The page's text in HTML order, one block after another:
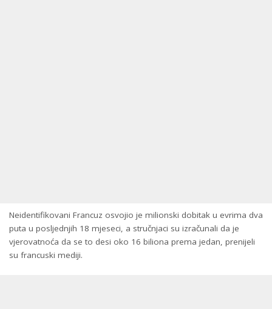
Neidentifikovani Francuz osvojio je milionski dobitak u evrima dva
puta u posljednjih 18 mjeseci, a stručnjaci su izračunali da je
vjerovatnoća da se to desi oko 16 biliona prema jedan, prenijeli
su francuski mediji.